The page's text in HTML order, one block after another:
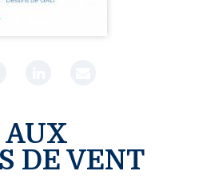
AUX
DE VENT